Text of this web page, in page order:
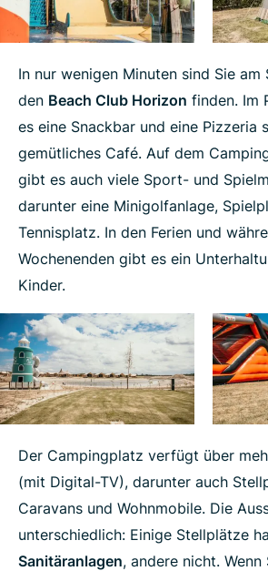
In nur wenigen Minuten sind Sie am
den Beach Club Horizon finden. Im
es eine Snackbar und eine Pizzeria
gemütliches Café. Auf dem
gibt es auch viele Sport- und
darunter eine Minigolfanlage,
Tennisplatz. In den Ferien und
Wochenenden gibt es ein
Kinder.
Der Campingplatz verfügt über
(mit Digital-TV), darunter auch
Caravans und Wohnmobile. Die
unterschiedlich: Einige Stellplätze
Sanitäranlagen, andere nicht. Wenn